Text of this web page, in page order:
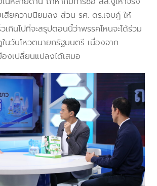
เสียความนิยมลง ส่วน รศ. ดร.เจษฎ์ ให้
เกินไปที่จะสรุปตอนนี้ว่าพรรคไหนจะได้ร่วม
นวันโหวตนายกรัฐมนตรี เนื่องจาก
งเปลี่ยนแปลงได้เสมอ